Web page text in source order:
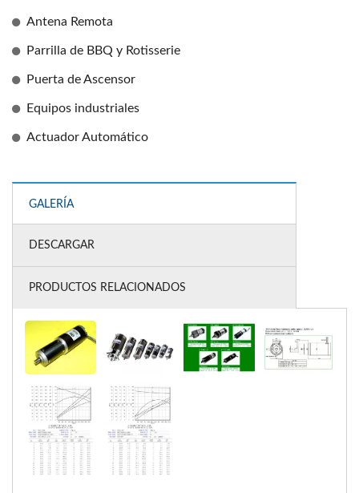
Antena Remota
Parrilla de BBQ y Rotisserie
Puerta de Ascensor
Equipos industriales
Actuador Automático
GALERÍA
DESCARGAR
PRODUCTOS RELACIONADOS